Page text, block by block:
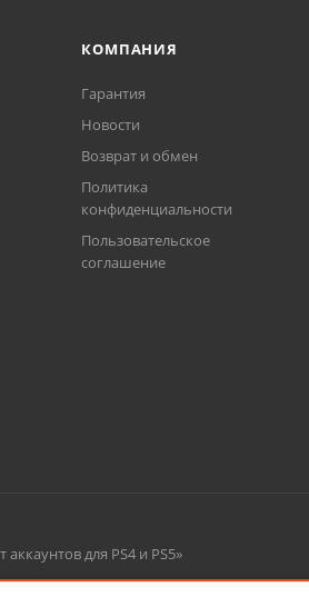
КОМПАНИЯ
Гарантия
Новости
Возврат и обмен
Политика
конфиденциальности
Пользовательское
соглашение
для PS4 и PS5»